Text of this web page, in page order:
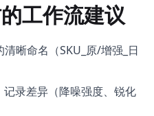
工作流建议
晰命名（SKU_原/增强_日
录差异（降噪强度、锐化